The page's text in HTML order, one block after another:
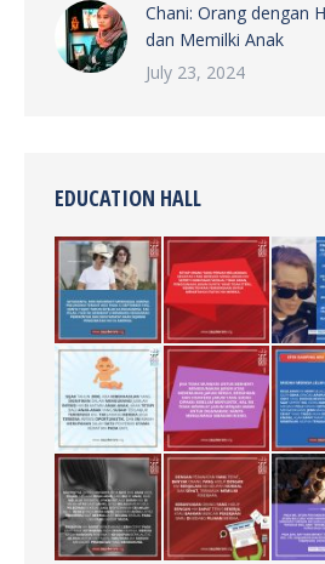
Chani: Orang dengan
dan Memilki Anak
July 23, 2024
EDUCATION HALL